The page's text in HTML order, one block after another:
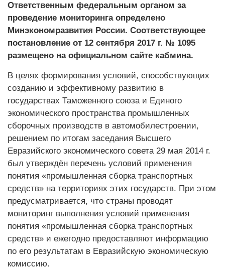
Ответственным федеральным органом за
проведение мониторинга определено
Минэкономразвития России. Соответствующее
постановление от 12 сентября 2017 г. № 1095
размещено на официальном сайте кабмина.
В целях формирования условий, способствующих
созданию и эффективному развитию в
государствах Таможенного союза и Единого
экономического пространства промышленных
сборочных производств в автомобилестроении,
решением по итогам заседания Высшего
Евразийского экономического совета 29 мая 2014 г.
был утверждён перечень условий применения
понятия «промышленная сборка транспортных
средств» на территориях этих государств. При этом
предусматривается, что страны проводят
мониторинг выполнения условий применения
понятия «промышленная сборка транспортных
средств» и ежегодно предоставляют информацию
по его результатам в Евразийскую экономическую
комиссию.